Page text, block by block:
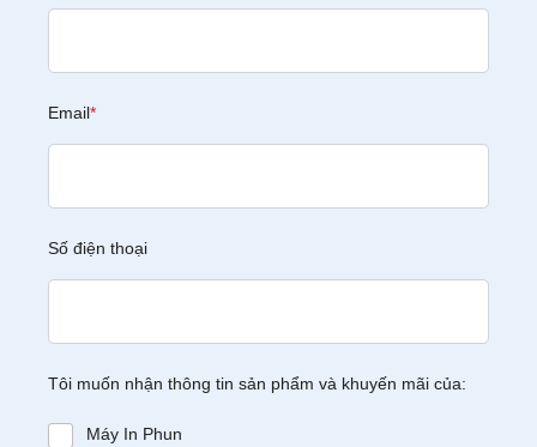
Email*
Số điện thoại
Tôi muốn nhận thông tin sản phẩm và khuyến mãi của:
Máy In Phun